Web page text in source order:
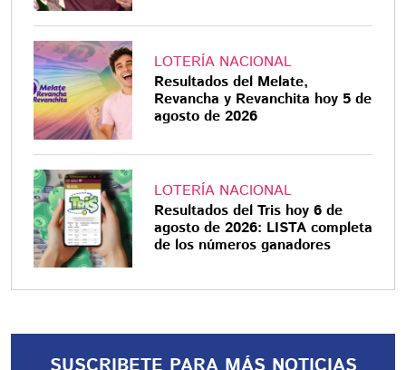
LOTERÍA NACIONAL
Resultados del Melate,
Revancha y Revanchita hoy 5 de
agosto de 2026
LOTERÍA NACIONAL
Resultados del Tris hoy 6 de
agosto de 2026: LISTA completa
de los números ganadores